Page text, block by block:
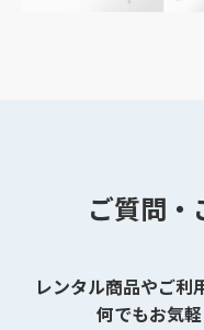
ご質問
レンタル商品やご利
何でもお気